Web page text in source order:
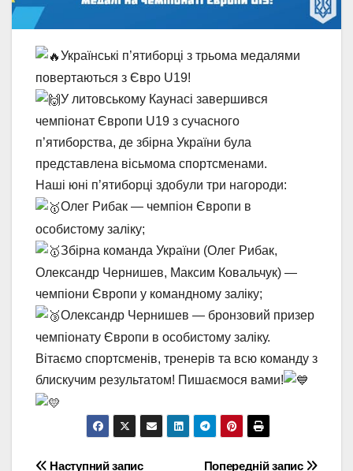
Українські п’ятиборці з трьома медалями
повертаються з Євро U19!
У литовському Каунасі завершився
чемпіонат Європи U19 з сучасного
п’ятиборства, де збірна України була
представлена вісьмома спортсменами.
Наші юні п’ятиборці здобули три нагороди:
Олег Рибак — чемпіон Європи в
особистому заліку;
Збірна команда України (Олег Рибак,
Олександр Чернишев, Максим Ковальчук) —
чемпіони Європи у командному заліку;
Олександр Чернишев — бронзовий призер
чемпіонату Європи в особистому заліку.
Вітаємо спортсменів, тренерів та всю команду з
блискучим результатом! Пишаємося вами!
Попередній запис
Наступний запис